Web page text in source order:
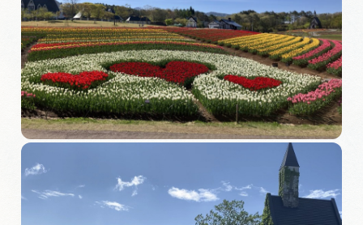
グルメ
旅の予約
アクセス
インフォメーション
ぎふ旅レポーター記事